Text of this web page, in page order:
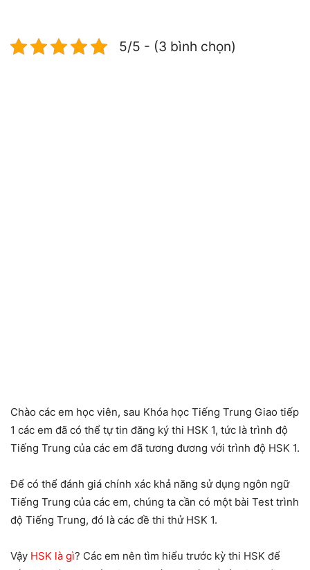
5/5 - (3 bình chọn)
Chào các em học viên, sau Khóa học Tiếng Trung Giao tiếp
1 các em đã có thể tự tin đăng ký thi HSK 1, tức là trình độ
Tiếng Trung của các em đã tương đương với trình độ HSK 1.
Để có thể đánh giá chính xác khả năng sử dụng ngôn ngữ
Tiếng Trung của các em, chúng ta cần có một bài Test trình
độ Tiếng Trung, đó là các đề thi thử HSK 1.
Vậy HSK là gì? Các em nên tìm hiểu trước kỳ thi HSK để